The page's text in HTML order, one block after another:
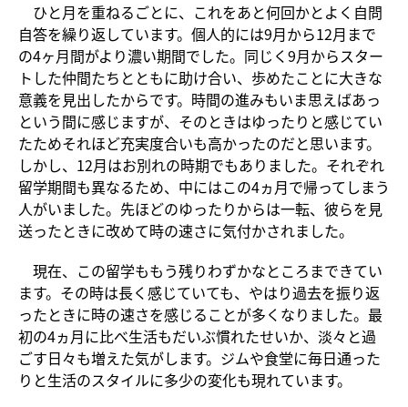
ひと月を重ねるごとに、これをあと何回かとよく自問
自答を繰り返しています。個人的には9月から12月まで
の4ヶ月間がより濃い期間でした。同じく9月からスター
トした仲間たちとともに助け合い、歩めたことに大きな
意義を見出したからです。時間の進みもいま思えばあっ
という間に感じますが、そのときはゆったりと感じてい
たためそれほど充実度合いも高かったのだと思います。
しかし、12月はお別れの時期でもありました。それぞれ
留学期間も異なるため、中にはこの4ヵ月で帰ってしまう
人がいました。先ほどのゆったりからは一転、彼らを見
送ったときに改めて時の速さに気付かされました。
現在、この留学ももう残りわずかなところまできてい
ます。その時は長く感じていても、やはり過去を振り返
ったときに時の速さを感じることが多くなりました。最
初の4ヵ月に比べ生活もだいぶ慣れたせいか、淡々と過
ごす日々も増えた気がします。ジムや食堂に毎日通った
りと生活のスタイルに多少の変化も現れています。